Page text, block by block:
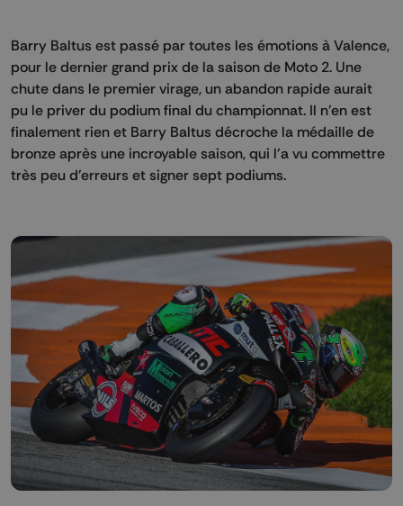
Barry Baltus est passé par toutes les émotions à Valence,
pour le dernier grand prix de la saison de Moto 2. Une
chute dans le premier virage, un abandon rapide aurait
pu le priver du podium final du championnat. Il n'en est
finalement rien et Barry Baltus décroche la médaille de
bronze après une incroyable saison, qui l'a vu commettre
très peu d'erreurs et signer sept podiums.